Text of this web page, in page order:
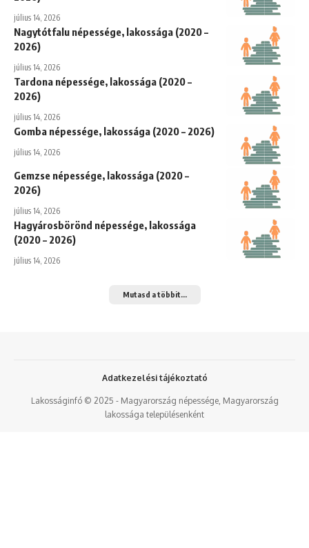
július 14, 2026
Nagytótfalu népessége, lakossága (2020 –
2026)
július 14, 2026
Tardona népessége, lakossága (2020 –
2026)
július 14, 2026
Gomba népessége, lakossága (2020 – 2026)
július 14, 2026
Gemzse népessége, lakossága (2020 –
2026)
július 14, 2026
Hagyárosbörönd népessége, lakossága
(2020 – 2026)
július 14, 2026
Mutasd a többit...
Lakosságinfó © 2025 - Magyarország népessége, Magyarország
lakossága településenként
Adatkezelési tájékoztató